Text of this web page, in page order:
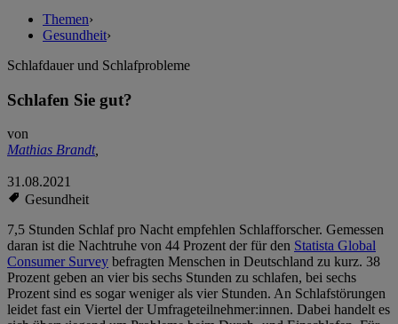
Themen›
Gesundheit›
Schlafdauer und Schlafprobleme
Schlafen Sie gut?
von
Mathias Brandt,
31.08.2021
Gesundheit
7,5 Stunden Schlaf pro Nacht empfehlen Schlafforscher. Gemessen
daran ist die Nachtruhe von 44 Prozent der für den Statista Global
Consumer Survey befragten Menschen in Deutschland zu kurz. 38
Prozent geben an vier bis sechs Stunden zu schlafen, bei sechs
Prozent sind es sogar weniger als vier Stunden. An Schlafstörungen
leidet fast ein Viertel der Umfrageteilnehmer:innen. Dabei handelt es